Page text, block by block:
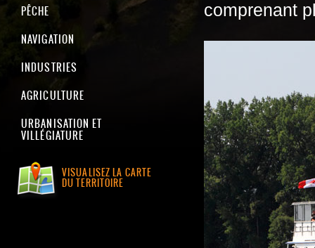
PÊCHE
NAVIGATION
INDUSTRIES
AGRICULTURE
URBANISATION ET
VILLÉGIATURE
VISUALISEZ LA CARTE
DU TERRITOIRE
comprenant